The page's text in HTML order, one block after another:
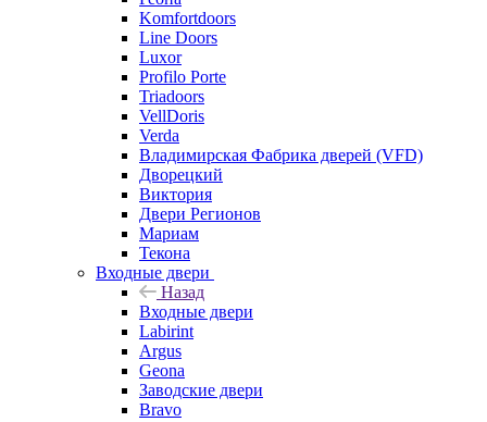
Komfortdoors
Line Doors
Luxor
Profilo Porte
Triadoors
VellDoris
Verda
Владимирская Фабрика дверей (VFD)
Дворецкий
Виктория
Двери Регионов
Мариам
Текона
Входные двери
Назад
Входные двери
Labirint
Argus
Geona
Заводские двери
Bravo